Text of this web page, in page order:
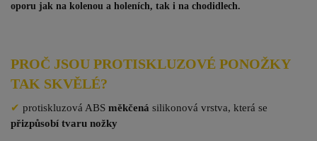
oporu jak na kolenou a holeních, tak i na chodidlech.
PROČ JSOU PROTISKLUZOVÉ PONOŽKY
TAK SKVĚLÉ?
✔ protiskluzová ABS měkčená silikonová vrstva, která se
přizpůsobí tvaru nožky